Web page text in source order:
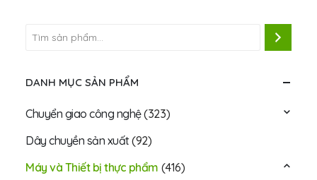
DANH MỤC SẢN PHẨM
Chuyển giao công nghệ(323)
Dây chuyền sản xuất(92)
Máy và Thiết bị thực phẩm (416)